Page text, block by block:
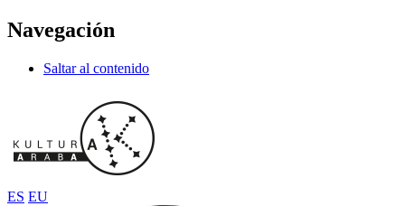
Navegación
Saltar al contenido
ES EU